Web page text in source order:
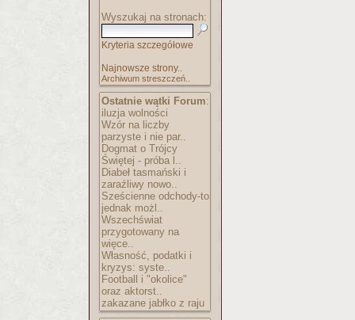
Wyszukaj na stronach:
Kryteria szczegółowe
Najnowsze strony..
Archiwum streszczeń..
Ostatnie wątki Forum:
iluzja wolności
Wzór na liczby
parzyste i nie par..
Dogmat o Trójcy
Świętej - próba l..
Diabeł tasmański i
zaraźliwy nowo..
Sześcienne odchody-to
jednak możl..
Wszechświat
przygotowany na
więce..
Własność, podatki i
kryzys: syste..
Football i "okolice"
oraz aktorst..
zakazane jabłko z raju